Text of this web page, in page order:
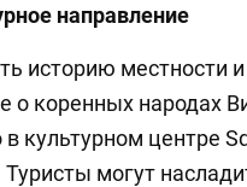
направление
историю местности и
о коренных народах
культурном центре
могут